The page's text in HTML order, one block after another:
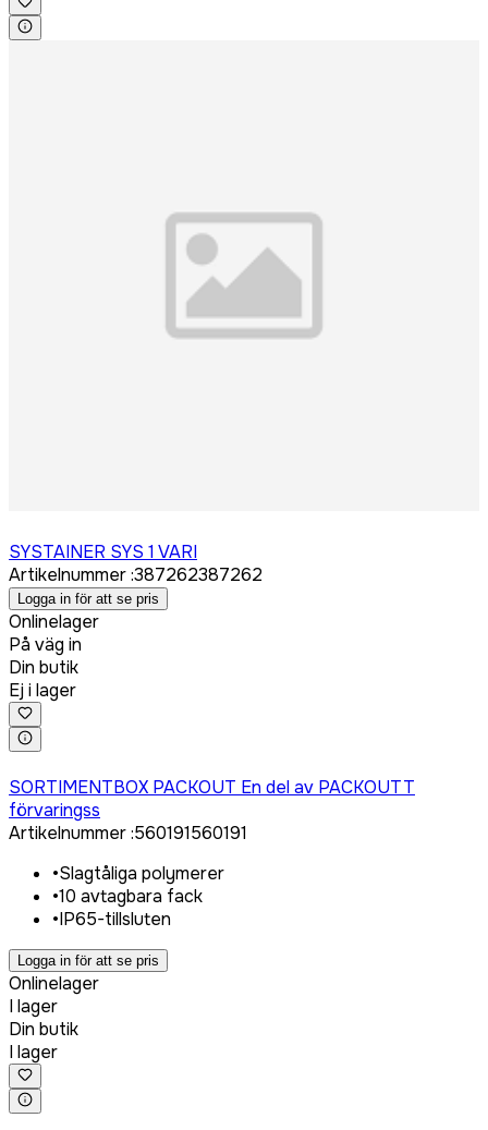
SYSTAINER SYS 1 VARI
Artikelnummer:387262387262
Logga in för att se pris
Onlinelager
På väg in
Din butik
Ej i lager
SORTIMENTBOX PACKOUT En del av PACKOUTT
förvaringss
Artikelnummer:560191560191
•Slagtåliga polymerer
•10 avtagbara fack
•IP65-tillsluten
Logga in för att se pris
Onlinelager
I lager
Din butik
I lager